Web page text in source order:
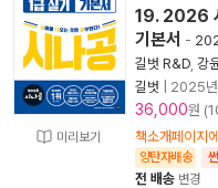
미리보기
19. 2026
기본서 -
길벗 R&D 강
길벗
2025
36,000원
책소개페이지
양탄자배송
전 배송 변경